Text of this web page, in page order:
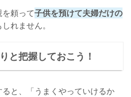
頼って子供を預けて夫婦だけの
れません。
と把握しておこう！
と、「うまくやっていけるか